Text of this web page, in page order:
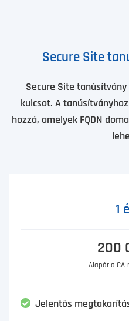
Secure Site
Secure Site tanúsítvány
kulcsot. A
hozzá, amelyek FQDN
1
200
Alapár a
Jelentős